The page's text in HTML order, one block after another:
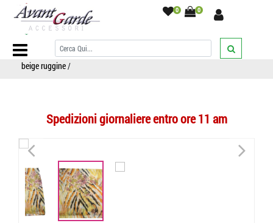
0 0
Home Page/SCIARPE/Sciarpe fantasia/animal/maculato/tigrato
Stola donna fantasia fiore maculato zebra multicolor toni arancio
beige ruggine/
Spedizioni giornaliere entro ore 11 am
< >